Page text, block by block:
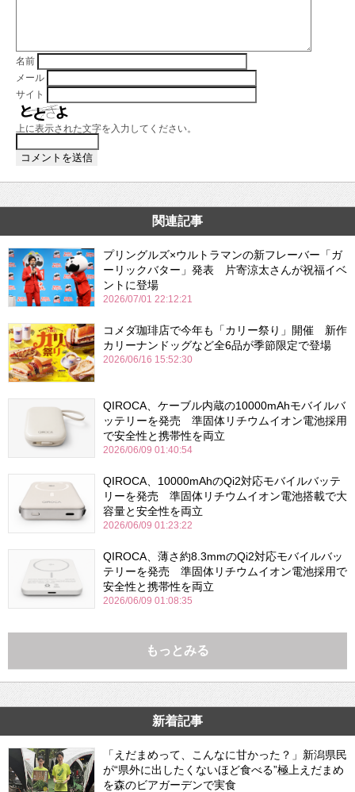
名前
メール
サイト
上に表示された文字を入力してください。
関連記事
プリングルズ×ウルトラマンの新フレーバー「ガ
ーリックバター」発表 片寄涼太さんが祝福イベ
ントに登場
2026/07/01 22:12:21
コメダ珈琲店で今年も「カリー祭り」開催 新作
カリーナンドッグなど全6品が季節限定で登場
2026/06/16 15:52:30
QIROCA、ケーブル内蔵の10000mAhモバイルバ
ッテリーを発売 準固体リチウムイオン電池採用
で安全性と携帯性を両立
2026/06/09 01:40:54
QIROCA、10000mAhのQi2対応モバイルバッテ
リーを発売 準固体リチウムイオン電池搭載で大
容量と安全性を両立
2026/06/09 01:23:22
QIROCA、薄さ約8.3mmのQi2対応モバイルバッ
テリーを発売 準固体リチウムイオン電池採用で
安全性と携帯性を両立
2026/06/09 01:08:35
もっとみる
新着記事
「えだまめって、こんなに甘かった？」新潟県民
が“県外に出したくないほど食べる”極上えだまめ
を森のビアガーデンで実食